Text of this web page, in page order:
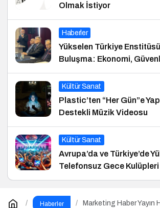
Olmak İstiyor
Haberler
Yükselen Türkiye
Buluşma: Ekonomi,
ve Hukuk Konferansı
Kültür Sanat
Plastic’ten “Her Gün”e
Destekli Müzik Videosu
Kültür Sanat
Avrupa’da ve Türkiye’de
Telefonsuz Gece Kulüpleri
Haberler Marketing Haber Yayın